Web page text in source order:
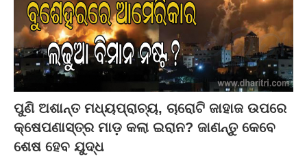
ପୁଣି ଅଶାନ୍ତ ମଧ୍ୟପ୍ରାଚ୍ୟ, ଚାରୋଟି ଜାହାଜ ଉପରେ
କ୍ଷେପଣାସ୍ତ୍ର ମାଡ଼ କଲା ଇରାନ? ଜାଣନ୍ତୁ କେବେ
ଶେଷ ହେବ ଯୁଦ୍ଧ